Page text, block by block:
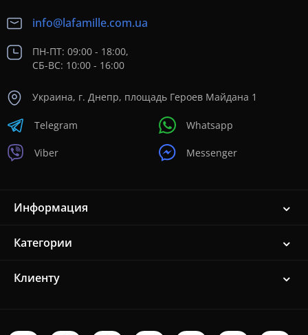
info@lafamille.com.ua
ПН-ПТ: 09:00 - 18:00,
СБ-ВС: 10:00 - 16:00
Украина, г. Днепр, площадь Героев Майдана 1
Telegram
Viber
Whatsapp
Messenger
Информация
Категории
Клиенту